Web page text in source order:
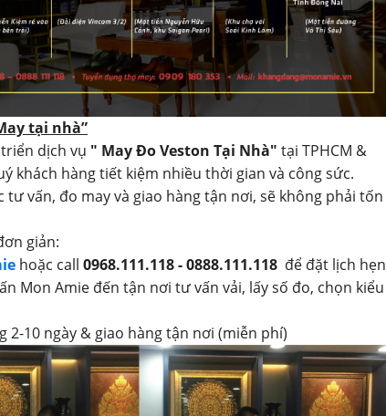
tại nhà”
dịch vụ " May Đo Veston Tại Nhà" tại TPHCM &
khách hàng tiết kiệm nhiều thời gian và công sức.
tư vấn, đo may và giao hàng tận nơi, sẽ không phải tốn
giản:
hoặc call 0968.111.118 - 0888.111.118 để đặt lịch hẹn
Mon Amie đến tận nơi tư vấn vải, lấy số đo, chọn kiểu
2-10 ngày & giao hàng tận nơi (miễn phí)